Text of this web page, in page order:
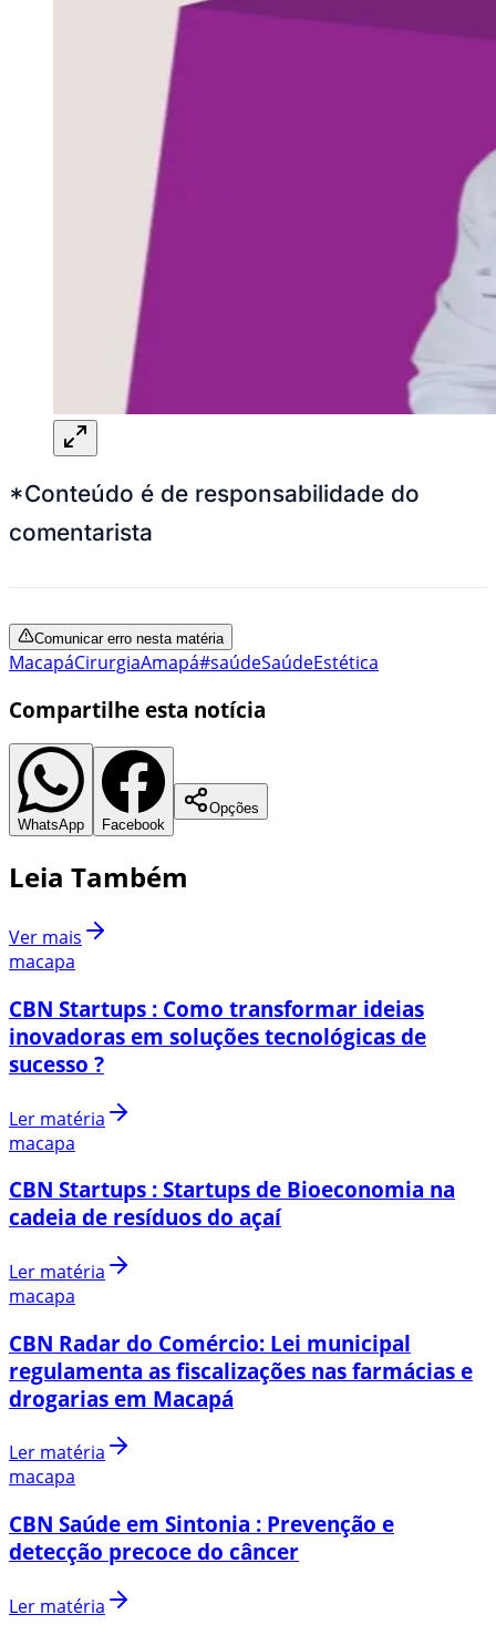
*Conteúdo é de responsabilidade do
comentarista
Comunicar erro nesta matéria
MacapáCirurgiaAmapá#saúdeSaúdeEstética
Compartilhe esta notícia
WhatsApp Facebook
Opções
Leia Também
Ver mais
macapa
CBN Startups : Como transformar ideias
inovadoras em soluções tecnológicas de
sucesso ?
Ler matéria
macapa
CBN Startups : Startups de Bioeconomia na
cadeia de resíduos do açaí
Ler matéria
macapa
CBN Radar do Comércio: Lei municipal
regulamenta as fiscalizações nas farmácias e
drogarias em Macapá
Ler matéria
macapa
CBN Saúde em Sintonia : Prevenção e
detecção precoce do câncer
Ler matéria